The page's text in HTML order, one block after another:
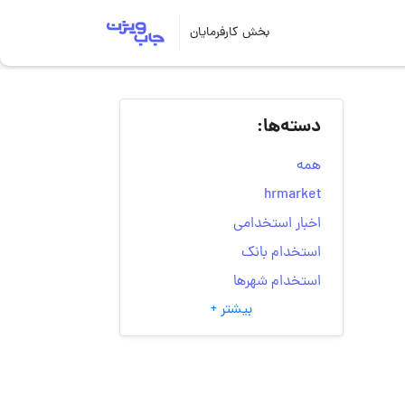
بخش کارفرمایان
دسته‌ها:
همه
hrmarket
اخبار استخدامی
استخدام بانک
استخدام شهرها
انتخاب مسیر شغلی
به‌روزرسانی‌های سایت
بیشتر +